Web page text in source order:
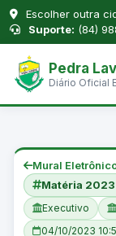
Escolher outra
Suporte: (84)
Pedra
Diário Oficial
Mural
Matéria
Executivo
04/10/2023